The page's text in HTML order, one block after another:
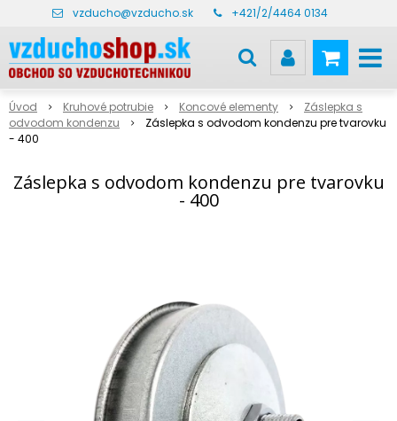
vzducho@vzducho.sk +421/2/4464 0134
Úvod Kruhové potrubie Koncové elementy
Záslepka s
odvodom kondenzu
Záslepka s odvodom kondenzu pre tvarovku
- 400
Záslepka s odvodom kondenzu pre tvarovku
- 400